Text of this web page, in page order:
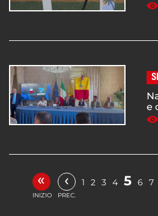
e
«
INIZIO
‹
PREC.
1 2 3 4 5 6 7